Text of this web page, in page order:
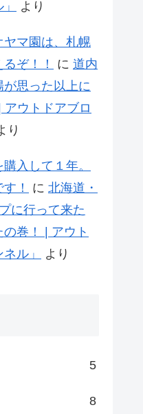
より
マ園は、札幌
ぞ！！
に 道内
思った以上に
ウトドアブロ
り
入して１年。
！
に 北海道・
に行って来た
巻！ | アウト
ル」
より
5
8